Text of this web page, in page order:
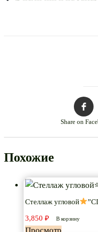
Share on
Похожие
Стеллаж угловой
3,850 ₽ В корзину